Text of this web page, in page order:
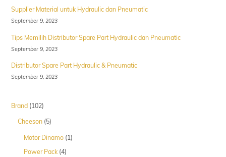
Supplier Material untuk Hydraulic dan Pneumatic
September 9, 2023
Tips Memilih Distributor Spare Part Hydraulic dan Pneumatic
September 9, 2023
Distributor Spare Part Hydraulic & Pneumatic
September 9, 2023
Brand 102102
Cheeson 55
Motor Dinamo 11
Power Pack 44